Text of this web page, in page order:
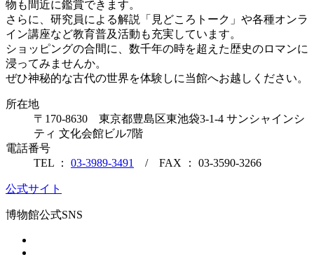
物も間近に鑑賞できます。
さらに、研究員による解説「見どころトーク」や各種オンラ
イン講座など教育普及活動も充実しています。
ショッピングの合間に、数千年の時を超えた歴史のロマンに
浸ってみませんか。
ぜひ神秘的な古代の世界を体験しに当館へお越しください。
所在地
〒 170-8630 東京都豊島区東池袋3-1-4 サンシャインシ
ティ 文化会館ビル7階
電話番号
TEL ：
03-3989-3491 / FAX ： 03-3590-3266
公式サイト
博物館公式SNS